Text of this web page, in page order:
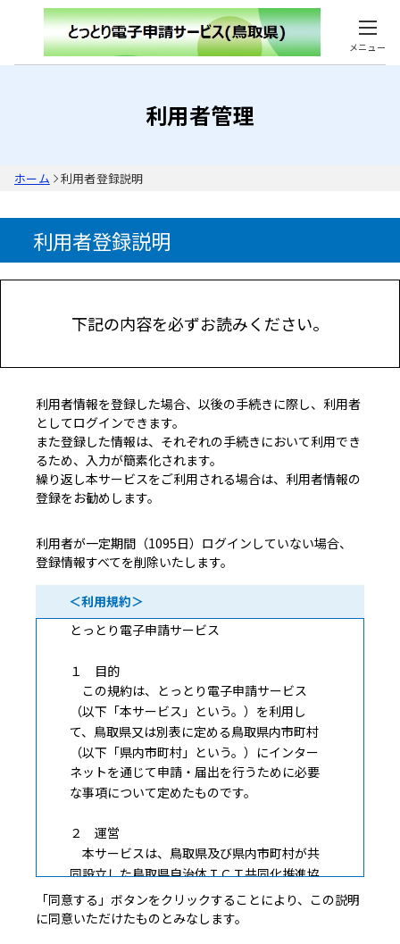
メニュー
利用者管理
ホーム 利用者登録説明
利用者登録説明
下記の内容を必ずお読みください。
利用者情報を登録した場合、以後の手続きに際し、利用者
としてログインできます。
また登録した情報は、それぞれの手続きにおいて利用でき
るため、入力が簡素化されます。
繰り返し本サービスをご利用される場合は、利用者情報の
登録をお勧めします。
利用者が一定期間（1095日）ログインしていない場合、
登録情報すべてを削除いたします。
＜利用規約＞
とっとり電子申請サービス
１ 目的
この規約は、とっとり電子申請サービス
（以下「本サービス」という。）を利用し
て、鳥取県又は別表に定める鳥取県内市町村
（以下「県内市町村」という。）にインター
ネットを通じて申請・届出を行うために必要
な事項について定めたものです。
２ 運営
本サービスは、鳥取県及び県内市町村が共
同設立した鳥取県自治体ＩＣＴ共同化推進協
議会（以下「協議会」という。）が運営しま
す。
「同意する」ボタンをクリックすることにより、この説明
に同意いただけたものとみなします。